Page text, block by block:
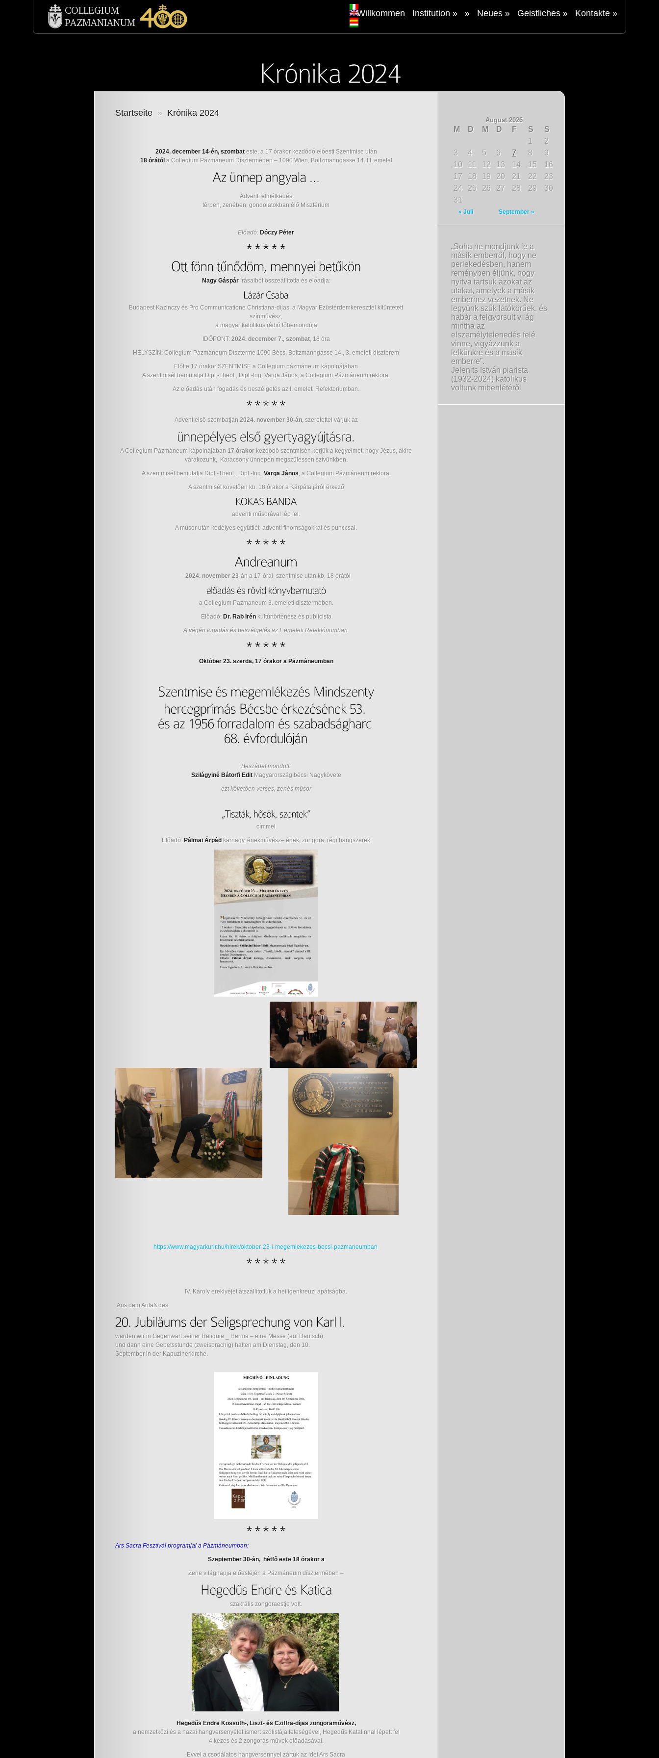
Willkommen Institution » » Neues» Geistliches» Kontakte»
Startseite » Krónika 2024
2024. december 14-én, szombateste, a 17 órakor kezdődő előesti Szentmise után
18 órától a Collegium Pázmáneum Dísztermében – 1090 Wien, Boltzmanngasse 14. III. emelet
Adventi elmélkedés
térben, zenében, gondolatokban élő Misztérium
Előadó: Dóczy Péter
Nagy Gáspárírásaiból összeállította és előadja:
Budapest Kazinczy és Pro Communicatione Christiana-díjas, a Magyar Ezüstérdemkereszttel kitüntetett
színművész,
a magyar katolikus rádió főbemondója
IDŐPONT: 2024. december 7., szombat, 18 óra
HELYSZÍN: Collegium Pázmáneum Díszterme 1090 Bécs, Boltzmanngasse 14., 3. emeleti díszterem
Előtte 17 órakor SZENTMISE a Collegium pázmáneum kápolnájában
A szentmisét bemutatja Dipl.-Theol., Dipl.-Ing. Varga János, a Collegium Pázmáneum rektora.
Az előadás után fogadás és beszélgetés az I. emeleti Refektoriumban.
Advent első szombatján,2024. november 30-án, szeretettel várjuk az
A Collegium Pázmáneum kápolnájában 17 órakor kezdődő szentmisén kérjük a kegyelmet, hogy Jézus, akire
várakozunk, Karácsony ünnepén megszülessen szívünkben.
A szentmisét bemutatja Dipl.-Theol., Dipl.-Ing. Varga János, a Collegium Pázmáneum rektora.
A szentmisét követően kb. 18 órakor a Kárpátaljáról érkező
adventi műsorával lép fel.
A műsor után kedélyes együttlét adventi finomságokkal és punccsal.
- 2024. november 23-án a 17-órai szentmise után kb. 18 órától
a Collegium Pazmaneum 3. emeleti dísztermében.
Előadó: Dr. Rab Irénkultúrtörténész és publicista
A végén fogadás és beszélgetés az I. emeleti Refektóriumban.
Október 23. szerda, 17 órakor a Pázmáneumban
Beszédet mondott:
Szilágyiné Bátorfi EditMagyarország bécsi Nagykövete
ezt követően verses, zenés műsor
címmel
Előadó: Pálmai Árpád karnagy, énekművész– ének, zongora, régi hangszerek
https://www.magyarkurir.hu/hirek/oktober-23-i-megemlekezes-becsi-pazmaneumban
IV. Károly ereklyéjét átszállítottuk a heiligenkreuzi apátságba.
Aus dem Anlaß des
werden wir in Gegenwart seiner Reliquie _ Herma – eine Messe (auf Deutsch)
und dann eine Gebetsstunde (zweisprachig) halten am Dienstag, den 10.
September in der Kapuzinerkirche.
Ars Sacra Fesztivál programjai a Pázmáneumban:
Szeptember 30-án, hétfő este 18 órakor a
Zene világnapja előestéjén a Pázmáneum dísztermében –
szakrális zongoraestje volt.
Hegedűs Endre Kossuth-, Liszt- és Cziffra-díjas zongoraművész,
a nemzetközi és a hazai hangversenyélet ismert szólistája feleségével, Hegedűs Katalinnal lépett fel
4 kezes és 2 zongorás művek előadásával.
Evvel a csodálatos hangversennyel zártuk az idei Ars Sacra
August 2026
M D M D F S S
« Juli September »
1
2
3
4 5 6 7 8
9
10
11 12 13 14 15
16
17
18 19 20 21 22
23
24
25 26 27 28 29
30
31
„Soha ne mondjunk le a
másik emberről, hogy ne
perlekedésben, hanem
reményben éljünk, hogy
nyitva tartsuk azokat az
utakat, amelyek a másik
emberhez vezetnek. Ne
legyünk szűk látókörűek, és
habár a felgyorsult világ
mintha az
elszemélytelenedés felé
vinne, vigyázzunk a
lelkünkre és a másik
emberre”.
Jelenits István piarista
(1932-2024) katolikus
voltunk mibenlétéről